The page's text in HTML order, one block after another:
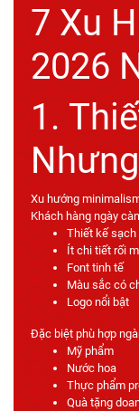
7 Xu
2026
1.
Xu hướng
Khách hàng ngày
Thiết kế sạch
Ít chi tiết rối
Font tinh tế
Màu sắc có
Logo nổi bật
Đặc biệt phù hợp
Mỹ phẩm
Nước hoa
Thực phẩm
Quà tặng